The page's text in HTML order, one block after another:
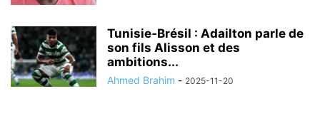
Tunisie‑Brésil : Adailton parle de
son fils Alisson et des
ambitions...
Ahmed Brahim - 2025-11-20